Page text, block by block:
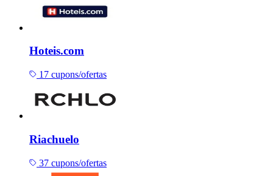
Hoteis.com
17 cupons/ofertas
Riachuelo
37 cupons/ofertas